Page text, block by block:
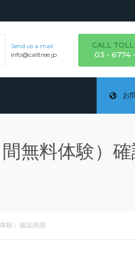
Send us a mail
info@calltree.jp
CALL
03 - 6774
お
無料体験）
験）確認画面